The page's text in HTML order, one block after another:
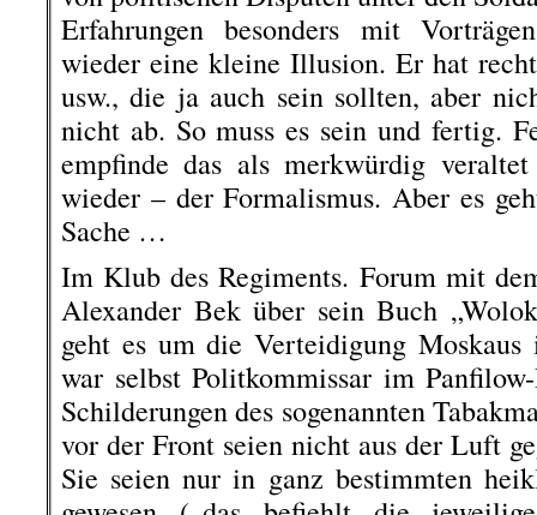
Erfahrungen besonders mit
wieder eine kleine Illusion. Er hat
usw., die ja auch sein sollten, aber
nicht ab. So muss es sein und fertig.
empfinde das als merkwürdig
wieder – der Formalismus. Aber es
Sache …
Im Klub des Regiments. Forum mit
Alexander Bek über sein Buch
geht es um die Verteidigung
war selbst Politkommissar im
Schilderungen des sogenannten
vor der Front seien nicht aus der Luft
Sie seien nur in ganz bestimmten